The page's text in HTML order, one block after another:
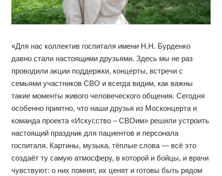
«Для нас коллектив госпиталя имени Н.Н. Бурденко
давно стали настоящими друзьями. Здесь мы не раз
проводили акции поддержки, концерты, встречи с
семьями участников СВО и всегда видим, как важны
такие моменты живого человеческого общения. Сегодня
особенно приятно, что наши друзья из Москонцерта и
команда проекта «Искусство – СВОим» решили устроить
настоящий праздник для пациентов и персонала
госпиталя. Картины, музыка, тёплые слова — всё это
создаёт ту самую атмосферу, в которой и бойцы, и врачи
чувствуют: о них помнят, их ценят и готовы быть рядом